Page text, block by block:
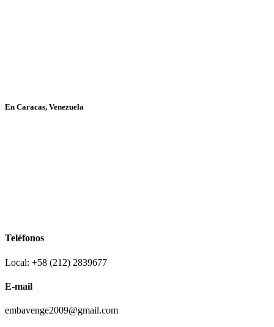
En Caracas, Venezuela
Teléfonos
Local: +58 (212) 2839677
E-mail
embavenge2009@gmail.com